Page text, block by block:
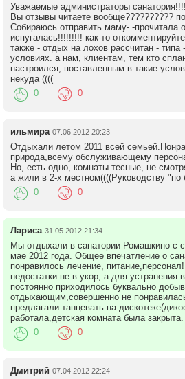
Уважаемые администраторы
Вы отзывы читаете вообще??????????
Собираюсь отправить маму- -прочитала
испугалась!!!!!!!!! как-то
также - отдых на лохов рассчитан -
условиях. а нам, клиентам, тем кто
настроился, поставленным в такие
некуда ((((
0 0
ильмира 07.06.2012 20:23
Отдыхали летом 2011 всей
природа,всему обслуживающему
Но, есть одно, комнаты тесные, не
а жили в 2-х местном((((Руководству "по
0 0
Лариса 31.05.2012 21:34
Мы отдыхали в санатории Ромашкино с
мае 2012 года. Общее впечатление о
понравилось лечение,
недостатки не в укор, а для
постоянно приходилось буквально
отдыхающим,совершенно не
предлагали танцевать на
работала,детская комната была закрыта.
0 0
Дмитрий 07.04.2012 22:24